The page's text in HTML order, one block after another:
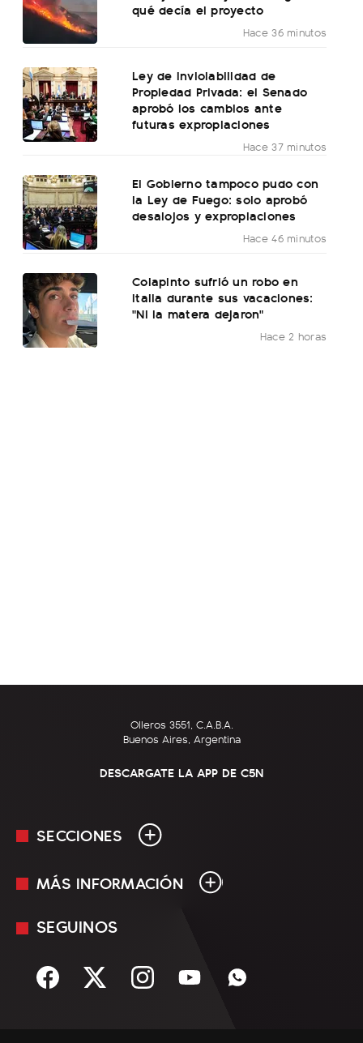
qué decía el proyecto
Hace 36 minutos
Ley de Inviolabilidad de
Propiedad Privada: el Senado
aprobó los cambios ante
futuras expropiaciones
Hace 37 minutos
El Gobierno tampoco pudo con
la Ley de Fuego: solo aprobó
desalojos y expropiaciones
Hace 46 minutos
Colapinto sufrió un robo en
Italia durante sus vacaciones:
"Ni la matera dejaron"
Hace 2 horas
Olleros 3551, C.A.B.A.
Buenos Aires, Argentina
DESCARGATE LA APP DE C5N
SECCIONES
En Vivo
Sociedad
MÁS INFORMACIÓN
Mediakit
Términos y condiciones
SEGUINOS